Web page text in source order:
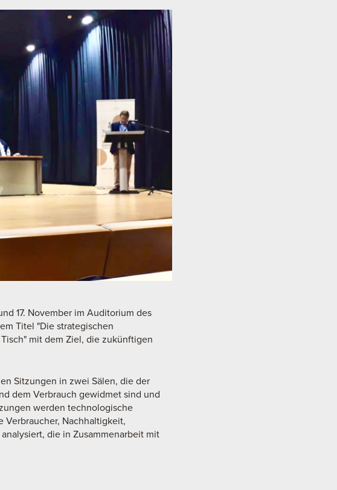
17. November im Auditorium des
Titel "Die strategischen
mit dem Ziel, die zukünftigen
Sitzungen in zwei Sälen, die der
dem Verbrauch gewidmet sind und
werden technologische
Verbraucher, Nachhaltigkeit,
die in Zusammenarbeit mit